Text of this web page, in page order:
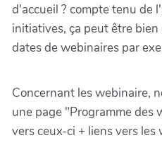
d'accueil ? compte tenu de
initiatives, ça peut être
dates de webinaires par
Concernant les webinaire,
une page "Programme des
vers ceux-ci + liens vers les